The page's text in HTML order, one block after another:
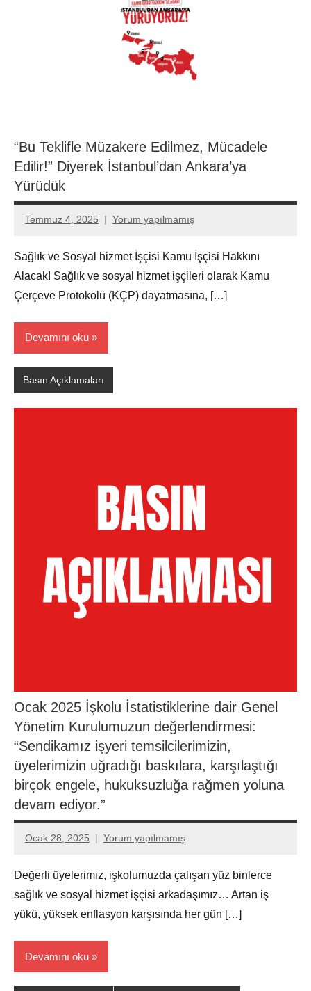
“Bu Teklifle Müzakere Edilmez, Mücadele
Edilir!” Diyerek İstanbul’dan Ankara’ya
Yürüdük
Temmuz 4, 2025
Aksu
Yorum yapılmamış
Sağlık ve Sosyal hizmet İşçisi Kamu İşçisi Hakkını
Alacak! Sağlık ve sosyal hizmet işçileri olarak Kamu
Çerçeve Protokolü (KÇP) dayatmasına, […]
Devamını oku
Basın Açıklamaları
Ocak 2025 İşkolu İstatistiklerine dair Genel
Yönetim Kurulumuzun değerlendirmesi:
“Sendikamız işyeri temsilcilerimizin,
üyelerimizin uğradığı baskılara, karşılaştığı
birçok engele, hukuksuzluğa rağmen yoluna
devam ediyor.”
Ocak 28, 2025
Aksu
Yorum yapılmamış
Değerli üyelerimiz, işkolumuzda çalışan yüz binlerce
sağlık ve sosyal hizmet işçisi arkadaşımız… Artan iş
yükü, yüksek enflasyon karşısında her gün […]
Devamını oku